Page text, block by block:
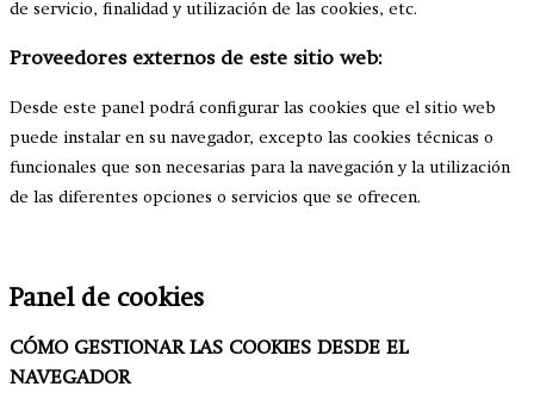
de servicio, finalidad y utilización de las cookies, etc.
Proveedores externos de este sitio web:
Desde este panel podrá configurar las cookies que el sitio web
puede instalar en su navegador, excepto las cookies técnicas o
funcionales que son necesarias para la navegación y la utilización
de las diferentes opciones o servicios que se ofrecen.
Panel de cookies
CÓMO GESTIONAR LAS COOKIES DESDE EL
NAVEGADOR